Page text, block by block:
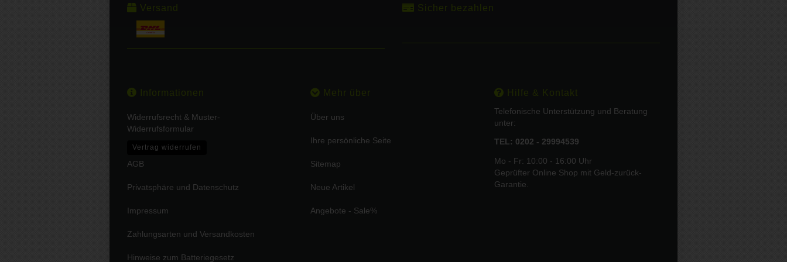
Versand Sicher bezahlen
Informationen
Widerrufsrecht & Muster-
Widerrufsformular
Vertrag widerrufen
AGB
Privatsphäre und Datenschutz
Impressum
Zahlungsarten und Versandkosten
Hinweise zum Batteriegesetz
Mehr über
Über uns
Ihre persönliche Seite
Sitemap
Neue Artikel
Angebote - Sale%
Hilfe & Kontakt
Telefonische Unterstützung und Beratung
unter:
TEL: 0202 - 29994539
Mo - Fr: 10:00 - 16:00 Uhr
Geprüfter Online Shop mit Geld-zurück-
Garantie.